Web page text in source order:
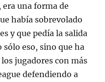
una forma de
había sobrevolado
y que pedía la salida
sólo eso, sino que ha
jugadores con más
defendiendo a